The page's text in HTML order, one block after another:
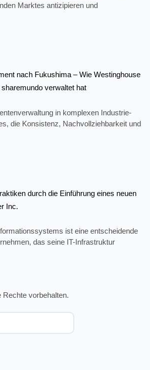
Marktes antizipieren und
nach Fukushima – Wie Westinghouse
verwaltet hat
in komplexen Industrie-
die Konsistenz, Nachvollziehbarkeit und
durch die Einführung eines neuen
Inc.
ist eine entscheidende
das seine IT-Infrastruktur
Rechte vorbehalten.